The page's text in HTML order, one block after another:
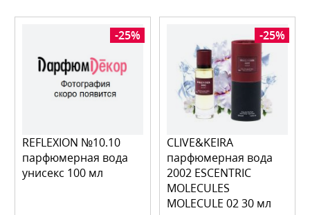
-25%
REFLEXION №10.10
парфюмерная вода
унисекс 100 мл
-25%
CLIVE&KEIRA
парфюмерная вода
2002 ESCENTRIC
MOLECULES
MOLECULE 02 30 мл